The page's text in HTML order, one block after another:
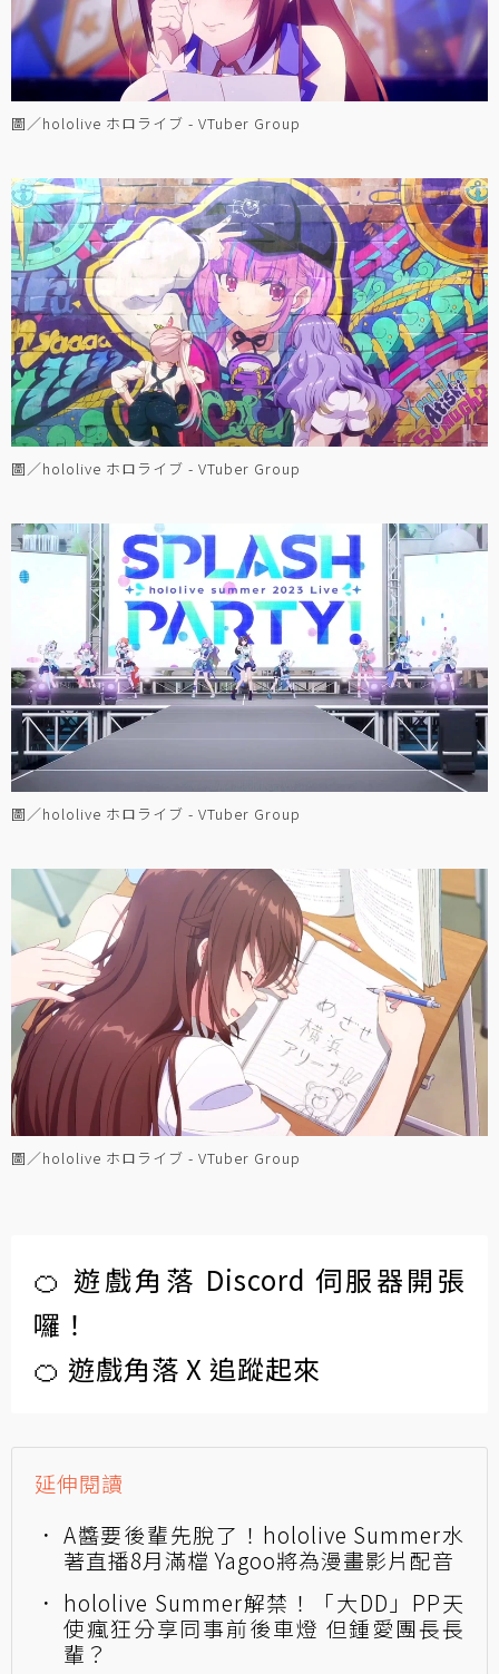
圖／hololive ホロライブ - VTuber Group
圖／hololive ホロライブ - VTuber Group
圖／hololive ホロライブ - VTuber Group
圖／hololive ホロライブ - VTuber Group
🍊 遊戲角落 Discord 伺服器開張
囉！
🍊 遊戲角落 X 追蹤起來
延伸閱讀
A醬要後輩先脫了！hololive Summer水
著直播8月滿檔 Yagoo將為漫畫影片配音
hololive Summer解禁！「大DD」PP天
使瘋狂分享同事前後車燈 但鍾愛團長長
輩？